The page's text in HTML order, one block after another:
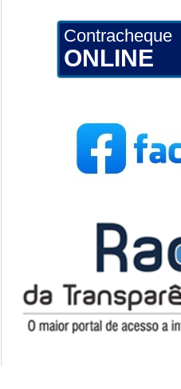
Contracheque
ONLINE